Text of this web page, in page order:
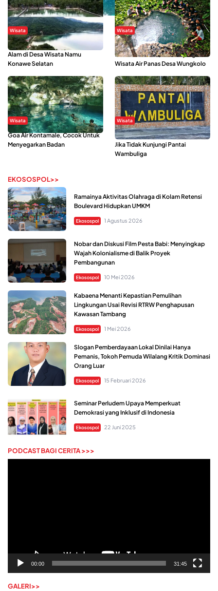
Wisata
Menikmati Suasana Keindahan
Alam di Desa Wisata Namu
Konawe Selatan
Wisata
Sering Menjadi Tempat Refreshing
Mahasiswa KKN, Yuk Kunjungi
Wisata Air Panas Desa Wungkolo
Wisata
Goa Air Kontamale, Cocok Untuk
Menyegarkan Badan
Wisata
Berkunjung Ke Wakatobi, Nyesal
Jika Tidak Kunjungi Pantai
Wambuliga
EKOSOSPOL>>
Ramainya Aktivitas Olahraga di Kolam Retensi
Boulevard Hidupkan UMKM
Ekosospol 1 Agustus 2026
Nobar dan Diskusi Film Pesta Babi: Menyingkap
Wajah Kolonialisme di Balik Proyek
Pembangunan
Ekosospol 10 Mei 2026
Kabaena Menanti Kepastian Pemulihan
Lingkungan Usai Revisi RTRW Penghapusan
Kawasan Tambang
Ekosospol 1 Mei 2026
Slogan Pemberdayaan Lokal Dinilai Hanya
Pemanis, Tokoh Pemuda Wilalang Kritik Dominasi
Orang Luar
Ekosospol 15 Februari 2026
Seminar Perludem Upaya Memperkuat
Demokrasi yang Inklusif di Indonesia
Ekosospol 22 Juni 2025
PODCAST BAGI CERITA >>>
00:00 31:45
GALERI>>